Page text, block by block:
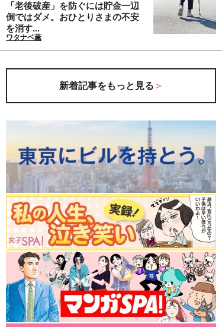
「老後破産」を防ぐには貯金一辺
倒ではダメ。おひとりさまの不安
を消す...
ワタナベ薫
新着記事をもっと見る